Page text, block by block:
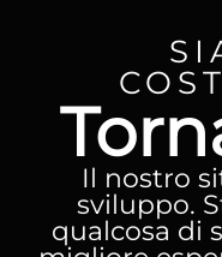
Il nostro
sviluppo.
qualcosa di